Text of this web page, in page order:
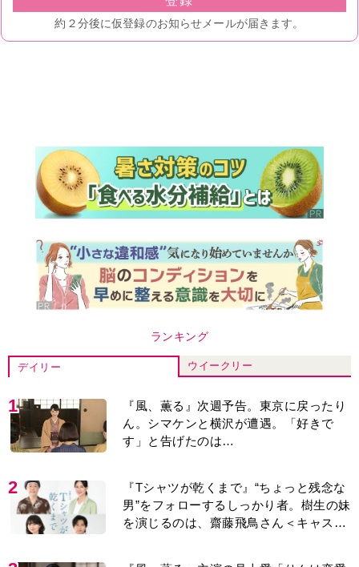
ランキング
デイリー ウイークリー
1
『風、薫る』次週予告。東京に戻ったり
ん。シマケンと横沢が遭遇。「好きで
す」と告げたのは…
2
『Tシャツが乾くまで』“ちょっと残念な
男”をフォローするしっかり者。樹生の妹
を演じるのは、齋藤飛鳥さん＜キャスト